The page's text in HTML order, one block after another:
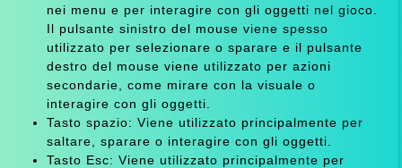
nei menu e per interagire con gli oggetti nel gioco.
Il pulsante sinistro del mouse viene spesso
utilizzato per selezionare o sparare e il pulsante
destro del mouse viene utilizzato per azioni
secondarie, come mirare con la visuale o
interagire con gli oggetti.
Tasto spazio: Viene utilizzato principalmente per
saltare, sparare o interagire con gli oggetti.
Tasto Esc: Viene utilizzato principalmente per